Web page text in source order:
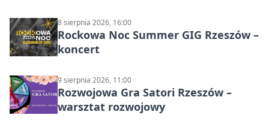
8 sierpnia 2026, 16:00
Rockowa Noc Summer GIG Rzeszów –
koncert
9 sierpnia 2026, 11:00
Rozwojowa Gra Satori Rzeszów –
warsztat rozwojowy